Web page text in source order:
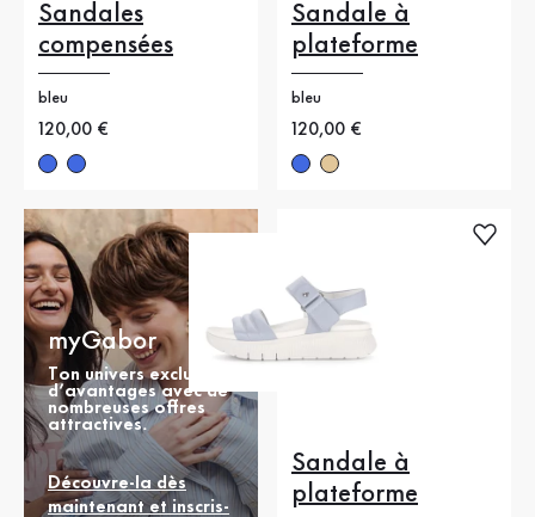
Sandales
compensées
bleu
Nouveau prix
120,00 €
Sandale à
plateforme
bleu
Nouveau prix
120,00 €
myGabor
Ton univers exclusif
d’avantages avec de
nombreuses offres
attractives.
Découvre-la dès
maintenant et inscris-
Sandale à
plateforme